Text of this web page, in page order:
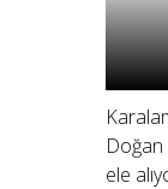
Doğan
ele